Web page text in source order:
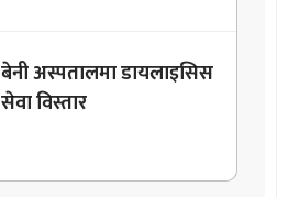
बेनी अस्पतालमा डायलाइसिस
सेवा विस्तार